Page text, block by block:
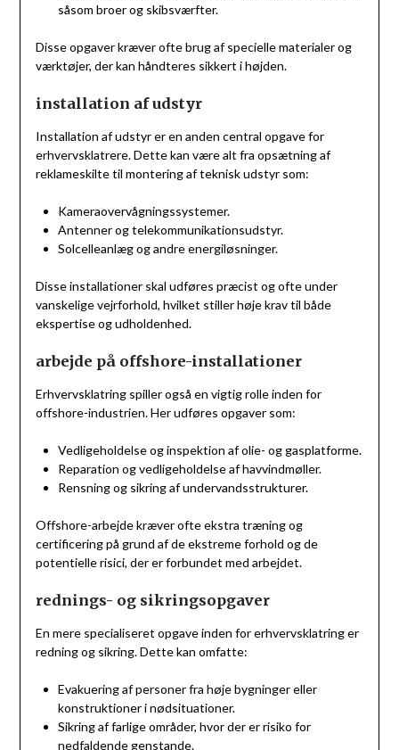
såsom broer og skibsværfter.
Disse opgaver kræver ofte brug af specielle materialer og
værktøjer, der kan håndteres sikkert i højden.
installation af udstyr
Installation af udstyr er en anden central opgave for
erhvervsklatrere. Dette kan være alt fra opsætning af
reklameskilte til montering af teknisk udstyr som:
Kameraovervågningssystemer.
Antenner og telekommunikationsudstyr.
Solcelleanlæg og andre energiløsninger.
Disse installationer skal udføres præcist og ofte under
vanskelige vejrforhold, hvilket stiller høje krav til både
ekspertise og udholdenhed.
arbejde på offshore-installationer
Erhvervsklatring spiller også en vigtig rolle inden for
offshore-industrien. Her udføres opgaver som:
Vedligeholdelse og inspektion af olie- og gasplatforme.
Reparation og vedligeholdelse af havvindmøller.
Rensning og sikring af undervandsstrukturer.
Offshore-arbejde kræver ofte ekstra træning og
certificering på grund af de ekstreme forhold og de
potentielle risici, der er forbundet med arbejdet.
rednings- og sikringsopgaver
En mere specialiseret opgave inden for erhvervsklatring er
redning og sikring. Dette kan omfatte:
Evakuering af personer fra høje bygninger eller
konstruktioner i nødsituationer.
Sikring af farlige områder, hvor der er risiko for
nedfaldende genstande.